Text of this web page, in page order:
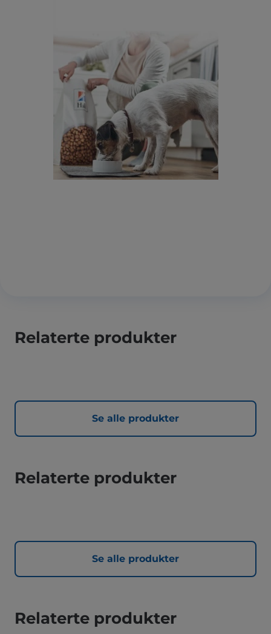
Relaterte produkter
Se alle produkter
Relaterte produkter
Se alle produkter
Relaterte produkter